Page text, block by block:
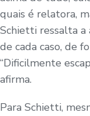
quais é relatora,
Schietti ressalta a
de cada caso, de
“Dificilmente
afirma.
Para Schietti,